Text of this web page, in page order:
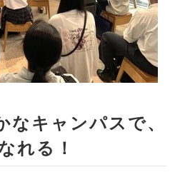
キャンパスで、
れる！